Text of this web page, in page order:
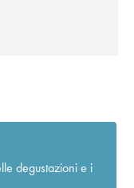
degustazioni e i